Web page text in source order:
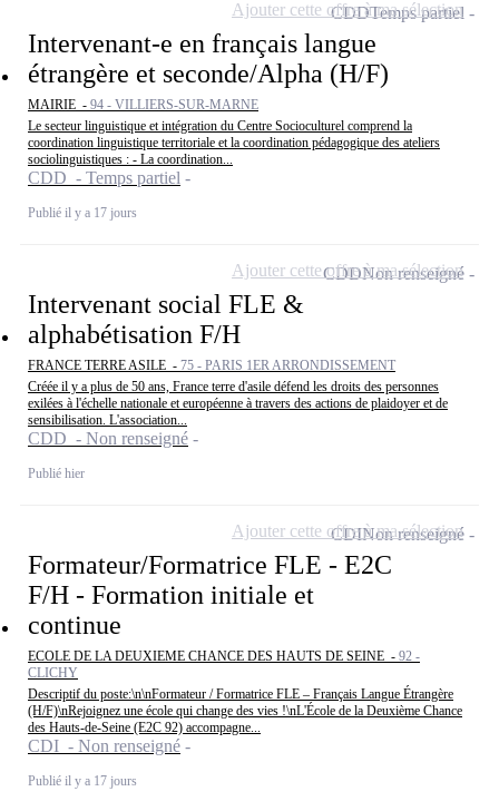
Intervenant-e en français langue
étrangère et seconde/Alpha (H/F)
MAIRIE - 94 - VILLIERS-SUR-MARNE
Le secteur linguistique et intégration du Centre Socioculturel comprend la
coordination linguistique territoriale et la coordination pédagogique des ateliers
sociolinguistiques : - La coordination...
CDD - Temps partiel
Publié il y a 17 jours
CDDTemps partiel
Ajouter cette offre à ma sélection
Intervenant social FLE &
alphabétisation F/H
FRANCE TERRE ASILE - 75 - PARIS 1ER ARRONDISSEMENT
Créée il y a plus de 50 ans, France terre d'asile défend les droits des personnes
exilées à l'échelle nationale et européenne à travers des actions de plaidoyer et de
sensibilisation. L'association...
CDD - Non renseigné
Publié hier
CDDNon renseigné
Ajouter cette offre à ma sélection
Formateur/Formatrice FLE - E2C
F/H - Formation initiale et
continue
ECOLE DE LA DEUXIEME CHANCE DES HAUTS DE SEINE - 92 -
CLICHY
Descriptif du poste:\n\nFormateur / Formatrice FLE – Français Langue Étrangère
(H/F)\nRejoignez une école qui change des vies !\nL'École de la Deuxième Chance
des Hauts-de-Seine (E2C 92) accompagne...
CDI - Non renseigné
Publié il y a 17 jours
CDINon renseigné
Ajouter cette offre à ma sélection